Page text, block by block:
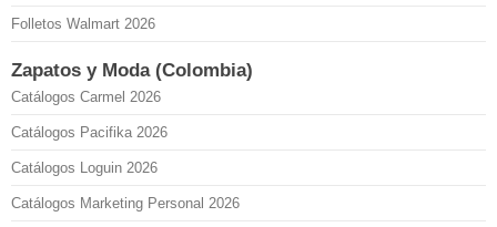
Folletos Walmart 2026
Zapatos y Moda (Colombia)
Catálogos Carmel 2026
Catálogos Pacifika 2026
Catálogos Loguin 2026
Catálogos Marketing Personal 2026